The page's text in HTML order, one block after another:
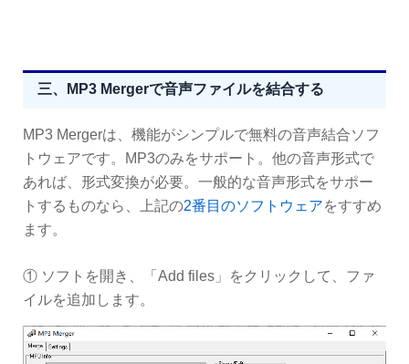
三、MP3 Mergerで音声ファイルを結合する
MP3 Mergerは、機能がシンプルで無料の音声結合ソフ
トウェアです。MP3のみをサポート。他の音声形式で
あれば、形式変換が必要。一般的な音声形式をサポー
トするものなら、上記の2番目のソフトウェアをすすめ
ます。
① ソフトを開き、「Add files」をクリックして、ファ
イルを追加します。